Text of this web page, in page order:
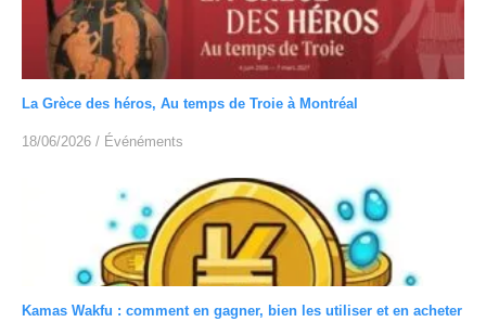
La Grèce des héros, Au temps de Troie à Montréal
18/06/2026 / Événéments
Kamas Wakfu : comment en gagner, bien les utiliser et en acheter